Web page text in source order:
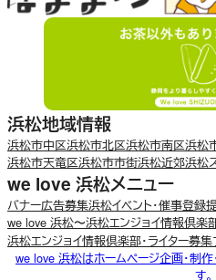
浜松地域情報
浜松市中区浜松市北区浜松市南区浜松
浜松市天竜区浜松市市街浜松近郊浜松
we love 浜松メニュー
バナー広告募集浜松イベント・催事登録
we love 浜松〜浜松エンジョイ情報倶楽
浜松エンジョイ情報倶楽部・ライター募集
we love 浜松はホームページ企画・制
す。